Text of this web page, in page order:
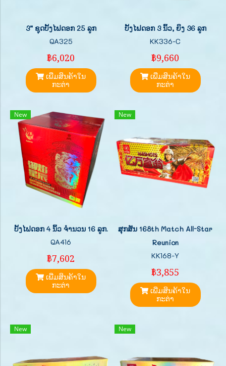
3” ຊຸດບັ້ງໄຟດອກ 25 ລູກ
QA325
฿6,020
ເພີ່ມສິນຄ້າໃນ
ກະຕ່າ
ບັ້ງໄຟດອກ 3 ນິ້ວ, ຍິງ 36 ລູກ
KK336-C
฿9,660
ເພີ່ມສິນຄ້າໃນ
ກະຕ່າ
New
ບັ້ງໄຟດອກ 4 ນິ້ວ ຈຳນວນ 16 ລູກ.
QA416
฿7,602
ເພີ່ມສິນຄ້າໃນ
ກະຕ່າ
New
ສຸກສັນ 168th Match All-Star
Reunion
KK168-Y
฿3,855
ເພີ່ມສິນຄ້າໃນ
ກະຕ່າ
New New